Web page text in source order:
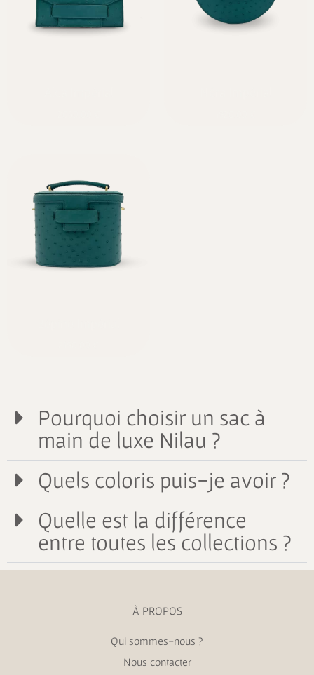
Pourquoi choisir un sac à
main de luxe Nilau ?
Quels coloris puis-je avoir ?
Quelle est la différence
entre toutes les collections ?
À PROPOS
Qui sommes-nous ?
Nous contacter